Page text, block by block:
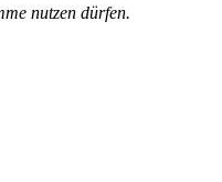
nutzen dürfen.